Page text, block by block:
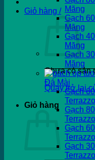
Giỏ hàng /
Chưa có sản
Quay trở lại
Giỏ hàng
Măng
Gạch
Măng
Gạch
Măng
Gạch
Măng
Đá Mài
Gạch
Terrazzo
Gạch
Terrazzo
Gạch
Terrazzo
Gạch
Terrazzo